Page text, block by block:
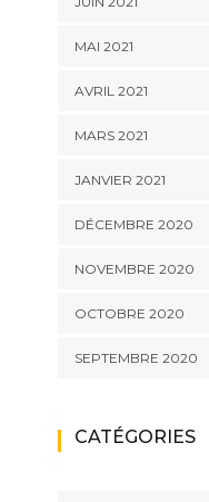
MAI 2021
AVRIL 2021
MARS 2021
JANVIER 2021
DÉCEMBRE 2020
NOVEMBRE 2020
OCTOBRE 2020
SEPTEMBRE 2020
CATÉGORIES